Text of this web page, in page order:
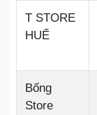
T STORE
HUẾ
Bống
Store